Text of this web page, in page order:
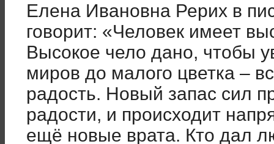
Елена Ивановна Рерих в
говорит: «Человек имеет
Высокое чело дано, чтобы
миров до малого цветка –
радость. Новый запас сил
радости, и происходит
ещё новые врата. Кто дал